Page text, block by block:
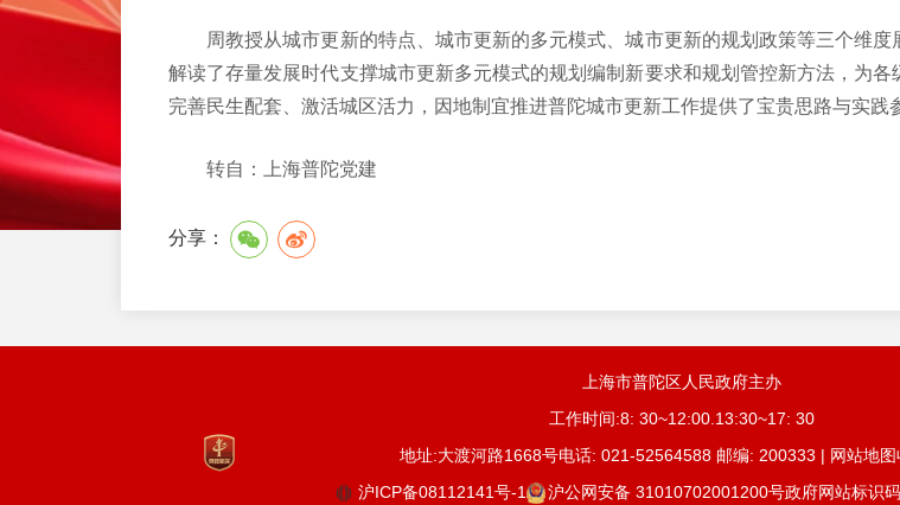
周教授从城市更新的特点、城市更新的多元模式、城市更新的规划政策等三个维度
解读了存量发展时代支撑城市更新多元模式的规划编制新要求和规划管控新方法，为
完善民生配套、激活城区活力，因地制宜推进普陀城市更新工作提供了宝贵思路与实践
转自：上海普陀党建
分享：
上海市普陀区人民政府主办
工作时间:8: 30~12:00.13:30~17: 30
地址:大渡河路1668号电话: 021-52564588 邮编: 200333 | 网站地图
沪ICP备08112141号-1
沪公网安备 31010702001200号政府网站标识